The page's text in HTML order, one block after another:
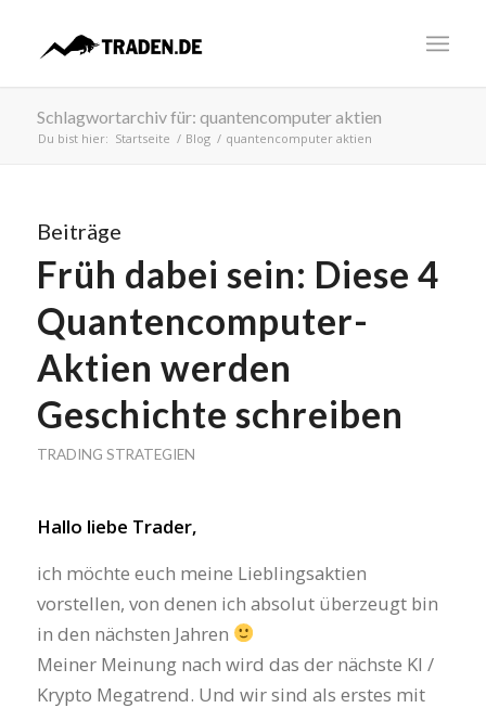
Schlagwortarchiv für: quantencomputer aktien
Du bist hier: Startseite / Blog / quantencomputer aktien
Beiträge
Früh dabei sein: Diese 4
Quantencomputer-
Aktien werden
Geschichte schreiben
TRADING STRATEGIEN
Hallo liebe Trader,
ich möchte euch meine Lieblingsaktien
vorstellen, von denen ich absolut überzeugt bin
in den nächsten Jahren
Meiner Meinung nach wird das der nächste KI /
Krypto Megatrend. Und wir sind als erstes mit